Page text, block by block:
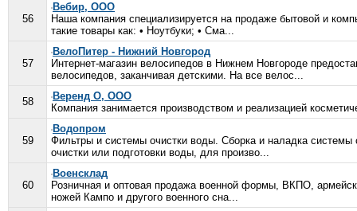
56
Вебир, ООО
Наша компания специализируется на продаже бытовой и
такие товары как: • Ноутбуки; • Сма...
57
ВелоПитер - Нижний Новгород
Интернет-магазин велосипедов в Нижнем Новгороде
велосипедов, заканчивая детскими. На все велос...
58
Веренд О, ООО
Компания занимается производством и реализацией
59
Водопром
Фильтры и системы очистки воды. Сборка и наладка
очистки или подготовки воды, для произво...
60
Военсклад
Розничная и оптовая продажа военной формы, ВКПО,
ножей Кампо и другого военного сна...